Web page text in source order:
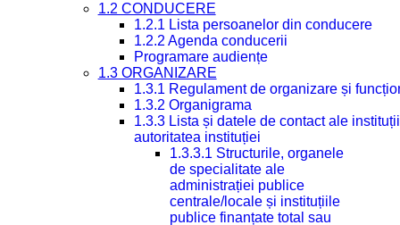
1.2 CONDUCERE
1.2.1 Lista persoanelor din conducere
1.2.2 Agenda conducerii
Programare audiențe
1.3 ORGANIZARE
1.3.1 Regulament de organizare și
1.3.2 Organigrama
1.3.3 Lista și datele de contact ale
autoritatea instituției
1.3.3.1 Structurile, organele
de specialitate ale
administrației publice
centrale/locale și instituțiile
publice finanțate total sau